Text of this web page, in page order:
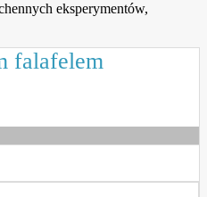
eksperymentów,
falafelem